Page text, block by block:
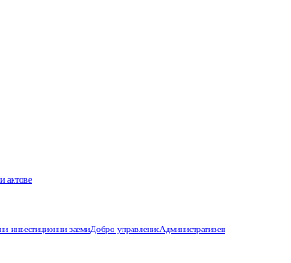
актове
инвестиционни заемиДобро управлениеАдминистративен